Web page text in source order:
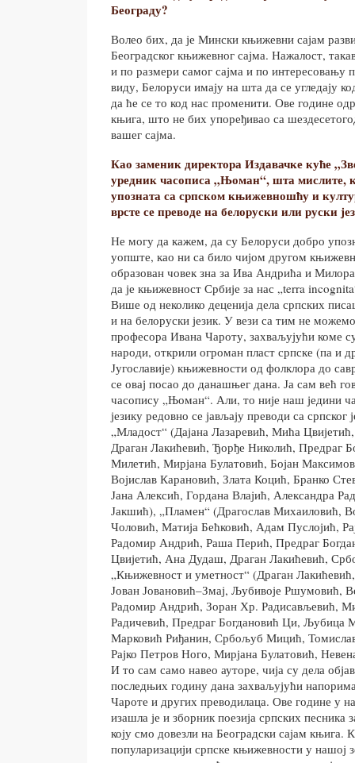
Београду?
Волео бих, да је Мински књижевни сајам
Београдског књижевног сајма. Нажалост,
и по размери самог сајма и по
виду, Белоруси имају на шта да се угледају
да ће се то код нас променити. Ове године
књига, што не бих упоређивао са
вашег сајма.
Као заменик директора Издавачке куће
уредник часописа „Њоман“, шта мислите,
упозната са српском књижевношћу и
врсте се преводе на белоруски или руски
Не могу да кажем, да су Белоруси добро
уопште, као ни са било чијом другом
образован човек зна за Ива Андрића и
да је књижевност Србије за нас „terra
Више од неколико деценија дела српских
и на белоруски језик. У вези са тим не
професора Ивана Чароту, захваљујући коме
народи, открили огроман пласт српске (па и
Југославије) књижевности од фолклора до
се овај посао до данашњег дана. Ја сам већ
часопису „Њоман“. Али, то није наш једини
језику редовно се јављају преводи са српског
„Младост“ (Дајана Лазаревић, Мића
Драган Лакићевић, Ђорђе Николић, Предраг
Милетић, Мирјана Булатовић, Бојан
Војислав Карановић, Злата Коцић, Бранко
Јана Алексић, Гордана Влајић, Александра
Јакшић), „Пламен“ (Драгослав Михаиловић,
Чоловић, Матија Бећковић, Адам Пуслојић,
Радомир Андрић, Раша Перић, Предраг
Цвијетић, Ана Дудаш, Драган Лакићевић,
„Књижевност и уметност“ (Драган
Јован Јовановић–Змај, Љубивоје Ршумовић,
Радомир Андрић, Зоран Хр. Радисављевић,
Радичевић, Предраг Богдановић Ци, Љубица
Марковић Риђанин, Србољуб Мицић,
Рајко Петров Ного, Мирјана Булатовић,
И то сам само навео ауторе, чија су дела
последњих годину дана захваљујући
Чароте и других преводилаца. Ове године у
изашла је и зборник поезија српских песника
коју смо довезли на Београдски сајам књига.
популаризацији српске књижевности у нашој